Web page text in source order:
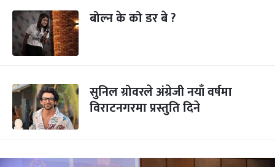
बोल्न के को डर बे ?
सुनिल ग्रोवरले अंग्रेजी नयाँ वर्षमा
विराटनगरमा प्रस्तुति दिने